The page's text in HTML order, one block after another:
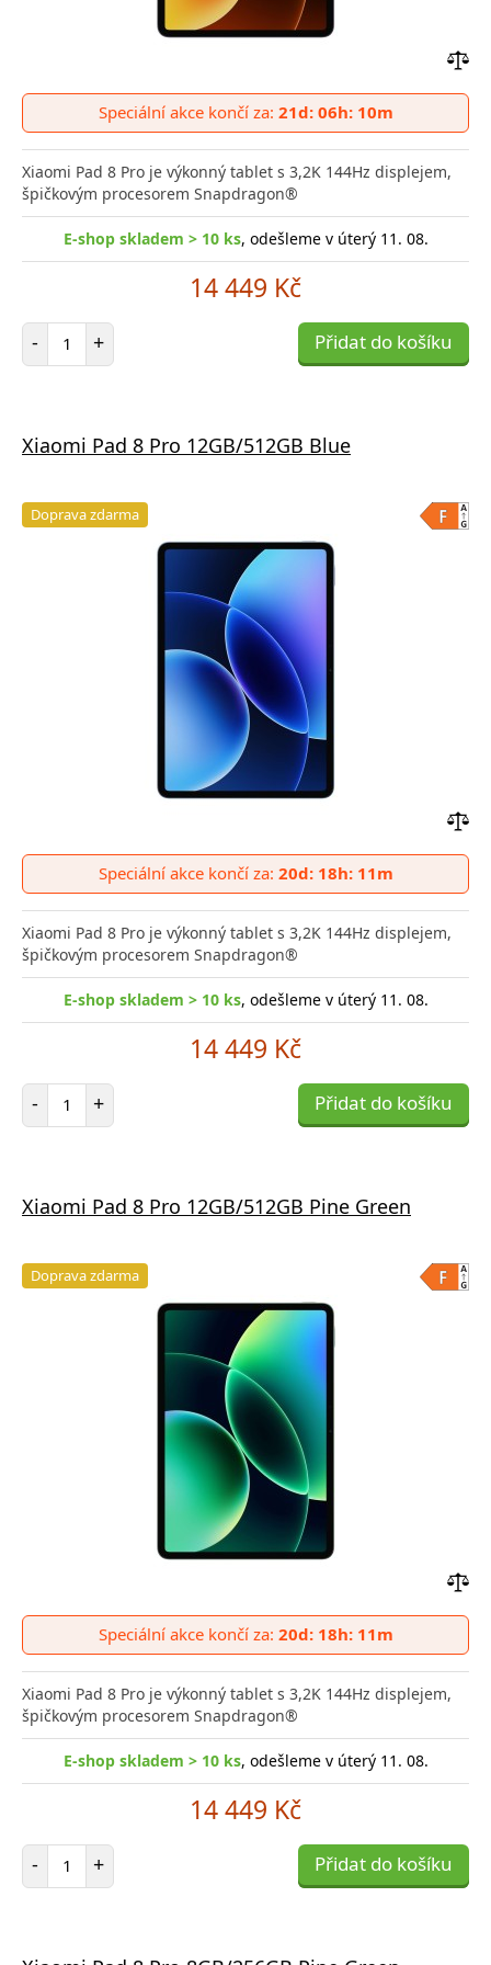
do
Speciální akce končí za: 21d: 06h: 10m
Xiaomi Pad 8 Pro je výkonný tablet s 3,2K 144Hz displejem,
špičkovým procesorem Snapdragon®
E-shop skladem > 10 ks, odešleme v úterý 11. 08.
14 449 Kč
- Počet položek
+ Přidat do košíku
Xiaomi Pad 8 Pro 12GB/512GB Blue
Doprava zdarma
do
Speciální akce končí za: 20d: 18h: 11m
Xiaomi Pad 8 Pro je výkonný tablet s 3,2K 144Hz displejem,
špičkovým procesorem Snapdragon®
E-shop skladem > 10 ks, odešleme v úterý 11. 08.
14 449 Kč
- Počet položek
+ Přidat do košíku
Xiaomi Pad 8 Pro 12GB/512GB Pine Green
Doprava zdarma
do
Speciální akce končí za: 20d: 18h: 11m
Xiaomi Pad 8 Pro je výkonný tablet s 3,2K 144Hz displejem,
špičkovým procesorem Snapdragon®
E-shop skladem > 10 ks, odešleme v úterý 11. 08.
14 449 Kč
- Počet položek
+ Přidat do košíku